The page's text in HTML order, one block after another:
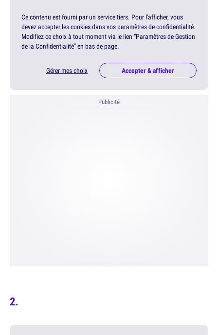
Ce contenu est fourni par un service tiers. Pour l'afficher, vous
devez accepter les cookies dans vos paramètres de confidentialité.
Modifiez ce choix à tout moment via le lien "Paramètres de Gestion
de la Confidentialité" en bas de page.
Gérer mes choix Accepter & afficher
Publicité